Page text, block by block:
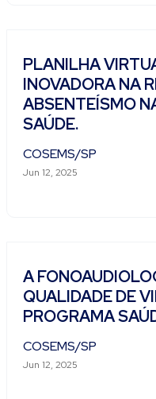
PLANILHA
INOVADORA NA
ABSENTEÍSMO
SAÚDE.
COSEMS/SP
Jun 12, 2025
A
QUALIDADE DE
PROGRAMA
COSEMS/SP
Jun 12, 2025